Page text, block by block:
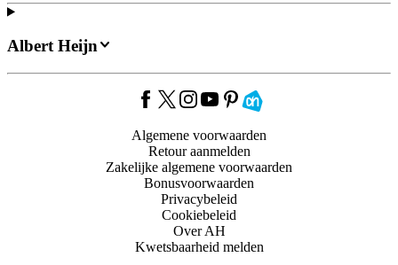
Albert Heijn
Algemene voorwaarden
Retour aanmelden
Zakelijke algemene voorwaarden
Bonusvoorwaarden
Privacybeleid
Cookiebeleid
Over AH
Kwetsbaarheid melden